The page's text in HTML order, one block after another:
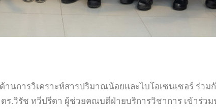
นการวิเคราะห์สารปริมาณน้อยและไบโอเซนเซอร์ ร่ว
ร.วิรัช ทวีปรีดา ผู้ช่วยคณบดีฝ่ายบริการวิชาการ เข้าร่ว